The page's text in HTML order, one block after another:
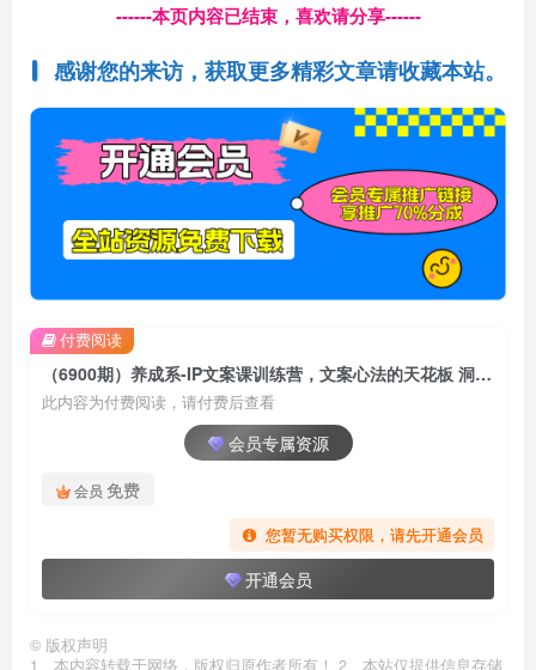
------本页内容已结束，喜欢请分享------
感谢您的来访，获取更多精彩文章请收藏本站。
（6900期）养成系-IP文案课训练营，文案心法的天花板 洞悉人性营销 让客户追着你收钱
此内容为付费阅读，请付费后查看
会员专属资源
会员 免费
您暂无购买权限，请先开通会员
开通会员
付费阅读
© 版权声明
1、本内容转载于网络，版权归原作者所有！ 2、本站仅提供信息存储